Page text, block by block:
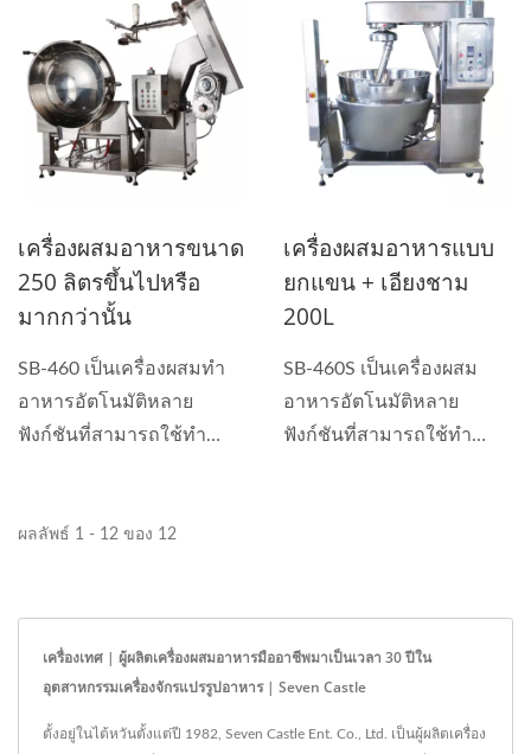
เครื่องผสมอาหารขนาด
250 ลิตรขึ้นไปหรือ
มากกว่านั้น
SB-460 เป็นเครื่องผสมทำ
อาหารอัตโนมัติหลาย
ฟังก์ชันที่สามารถใช้ทำ
เครื่องผสมอาหารแบบ
ยกแขน + เอียงชาม
200L
SB-460S เป็นเครื่องผสม
อาหารอัตโนมัติหลาย
ฟังก์ชันที่สามารถใช้ทำ
ผลลัพธ์ 1 - 12 ของ 12
เครื่องเทศ | ผู้ผลิตเครื่องผสมอาหารมืออาชีพมาเป็นเวลา 30 ปีใน
อุตสาหกรรมเครื่องจักรแปรรูปอาหาร | Seven Castle
ตั้งอยู่ในไต้หวันตั้งแต่ปี 1982, Seven Castle Ent. Co., Ltd. เป็นผู้ผลิตเครื่อง